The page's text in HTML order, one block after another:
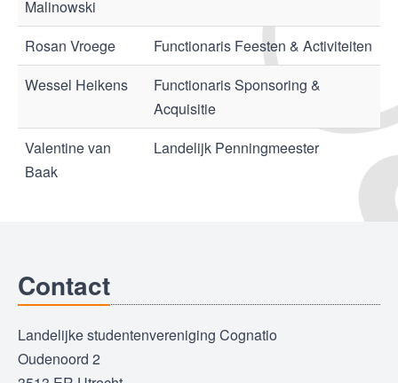
Malinowski
Rosan Vroege
Functionaris Feesten & Activiteiten
Wessel Heikens
Functionaris Sponsoring &
Acquisitie
Valentine van
Baak
Landelijk Penningmeester
Contact
Landelijke studentenvereniging Cognatio
Oudenoord 2